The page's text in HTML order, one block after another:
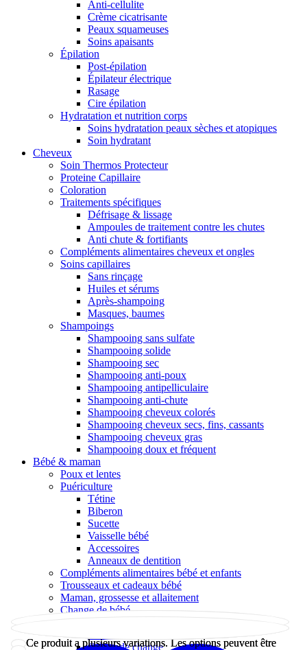
Ce produit a plusieurs variations. Les options peuvent être
Ce produit a plusieurs variations. Les options peuvent être
Anti-cellulite
Crème cicatrisante
Peaux squameuses
Soins apaisants
Épilation
Post-épilation
Épilateur électrique
Rasage
Cire épilation
Hydratation et nutrition corps
Soins hydratation peaux sèches et atopiques
Soin hydratant
Cheveux
Soin Thermos Protecteur
Proteine Capillaire
Coloration
Traitements spécifiques
Défrisage & lissage
Ampoules de traitement contre les chutes
Anti chute & fortifiants
Compléments alimentaires cheveux et ongles
Soins capillaires
Sans rinçage
Huiles et sérums
Après-shampoing
Masques, baumes
Shampoings
Shampooing sans sulfate
Shampooing solide
Shampooing sec
Shampooing anti-poux
Shampooing antipelliculaire
Shampooing anti-chute
Shampooing cheveux colorés
Shampooing cheveux secs, fins, cassants
Shampooing cheveux gras
Shampooing doux et fréquent
Bébé & maman
Poux et lentes
Puériculture
Tétine
Biberon
Sucette
Vaisselle bébé
Accessoires
Anneaux de dentition
Compléments alimentaires bébé et enfants
Trousseaux et cadeaux bébé
Maman, grossesse et allaitement
Change de bébé
Crème de change